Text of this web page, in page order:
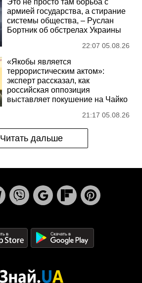
Это не просто там борьба с
армией государства, а стирание
системы общества, – Руслан
Бортник об обстрелах Украины
22:07 05.08.26
«Якобы является
террористическим актом»:
эксперт рассказал, как
российская оппозиция
выставляет покушение на Чайко
21:17 05.08.26
Читать дальше